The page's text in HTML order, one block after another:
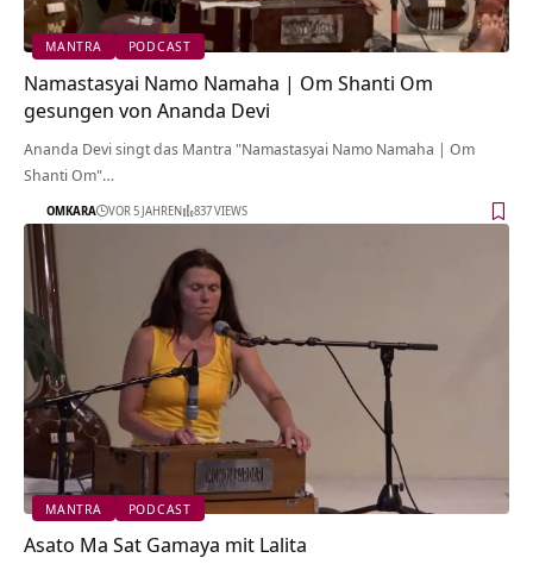
MANTRA PODCAST
Namastasyai Namo Namaha | Om Shanti Om
gesungen von Ananda Devi
Ananda Devi singt das Mantra "Namastasyai Namo Namaha | Om
Shanti Om"…
OMKARA VOR 5 JAHREN 837 VIEWS
MANTRA PODCAST
Asato Ma Sat Gamaya mit Lalita